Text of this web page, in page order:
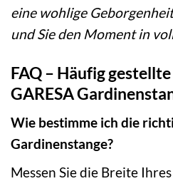
eine wohlige
und Sie den Moment in
FAQ – Häufig
GARESA
Wie bestimme ich die
Gardinenstange?
Messen Sie die Breite